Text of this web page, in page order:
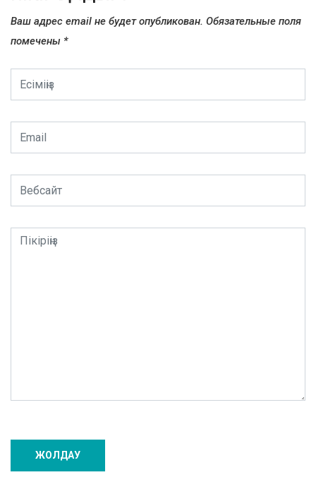
Ваш адрес email не будет опубликован. Обязательные поля
помечены *